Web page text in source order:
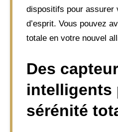
dispositifs pour assurer
d’esprit. Vous pouvez
totale en votre nouvel
Des
intelligents
sérénité